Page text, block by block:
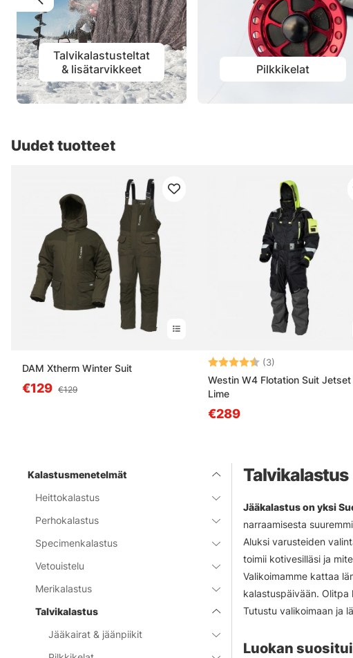
Talvikalastusteltat
& lisätarvikkeet
Pilkkikelat
Uudet tuotteet
DAM Xtherm Winter Suit
€129 €129
Arvio: (3)
Westin W4 Flotation Suit Jetset
Lime
€289
Kalastusmenetelmät
Heittokalastus
Perhokalastus
Specimenkalastus
Vetouistelu
Merikalastus
Talvikalastus
Jääkairat & jäänpiikit
Talvikalastus
Jääkalastus on yksi
narraamisesta
Aluksi varusteiden
toimii kotivesilläsi ja
Valikoimamme kattaa
kalastuspäivään. Olitpa
Tutustu valikoimaan ja
Luokan